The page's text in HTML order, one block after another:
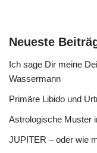
Neueste
Ich sage Dir meine
Wassermann
Primäre Libido und
Astrologische Muster
JUPITER – oder wie